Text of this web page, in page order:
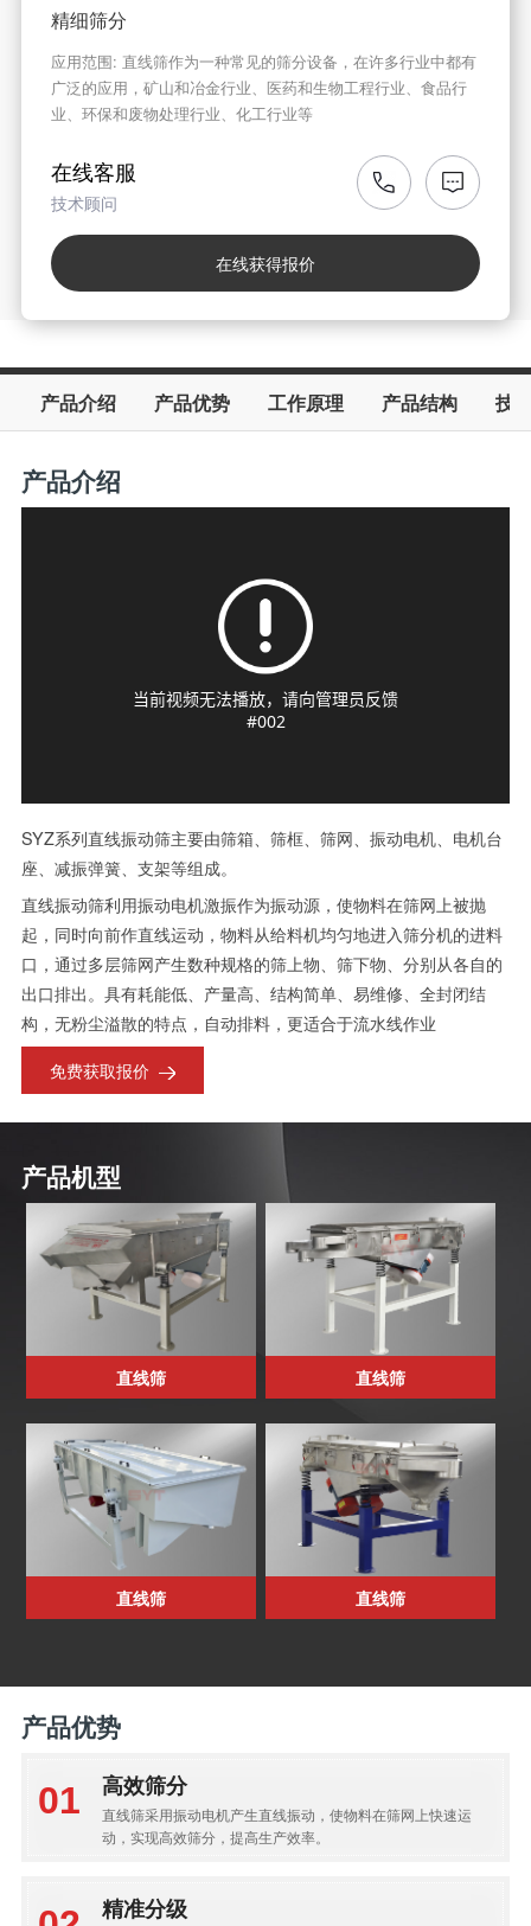
精细筛分
应用范围: 直线筛作为一种常见的筛分设备，在许多行业中都有
广泛的应用，矿山和冶金行业、医药和生物工程行业、食品行
业、环保和废物处理行业、化工行业等
在线客服
技术顾问
在线获得报价
产品介绍 产品优势 工作原理 产品结构 技
产品介绍
SYZ系列直线振动筛主要由筛箱、筛框、筛网、振动电机、电机台
座、减振弹簧、支架等组成。
直线振动筛利用振动电机激振作为振动源，使物料在筛网上被抛
起，同时向前作直线运动，物料从给料机均匀地进入筛分机的进料
口，通过多层筛网产生数种规格的筛上物、筛下物、分别从各自的
出口排出。具有耗能低、产量高、结构简单、易维修、全封闭结
构，无粉尘溢散的特点，自动排料，更适合于流水线作业
免费获取报价
产品机型
直线筛 直线筛
直线筛 直线筛
产品优势
高效筛分
直线筛采用振动电机产生直线振动，使物料在筛网上快速运
动，实现高效筛分，提高生产效率。
精准分级